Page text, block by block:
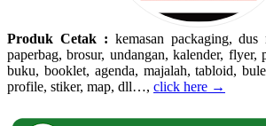
Produk Cetak : kemasan packaging,
paperbag, brosur, undangan, kalender, flyer,
buku, booklet, agenda, majalah, tabloid,
profile, stiker, map, dll…, click here →